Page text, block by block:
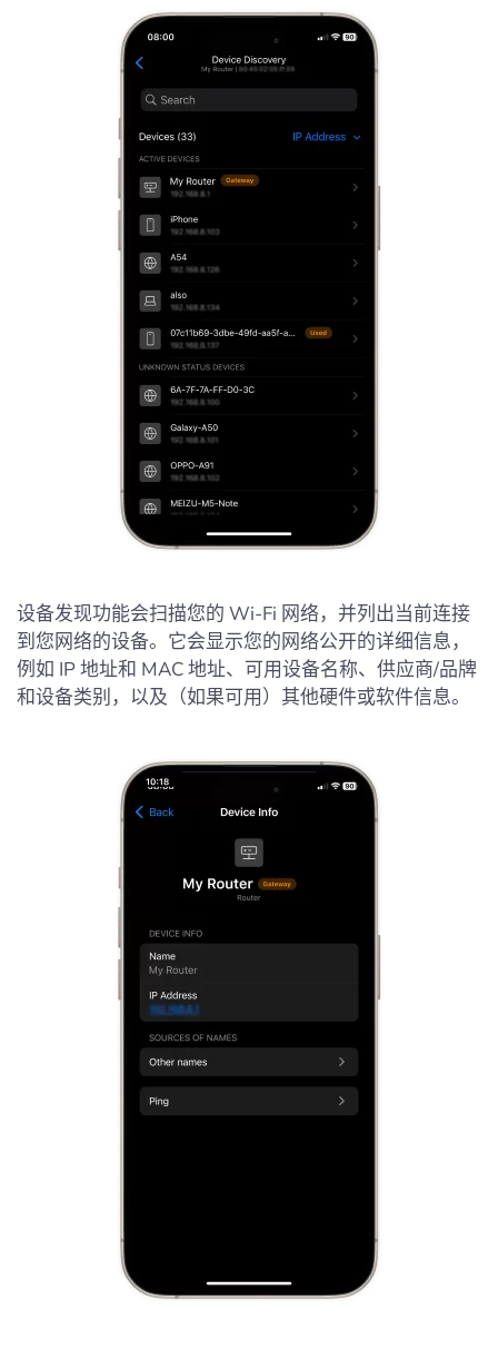
设备发现功能会扫描您的 Wi-Fi 网络，并列出当前连接
到您网络的设备。它会显示您的网络公开的详细信息，
例如 IP 地址和 MAC 地址、可用设备名称、供应商/品牌
和设备类别，以及（如果可用）其他硬件或软件信息。